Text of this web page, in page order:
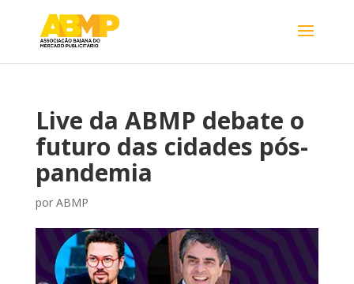
Live da ABMP debate o
futuro das cidades pós-
pandemia
por ABMP